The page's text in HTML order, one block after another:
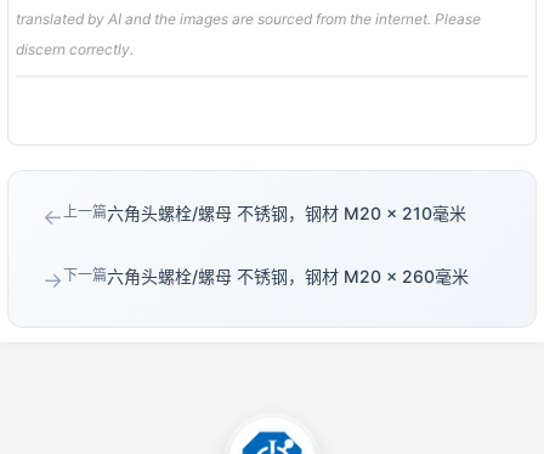
translated by AI and the images are sourced from the internet. Please
discern correctly.
←上一篇六角头螺栓/螺母 不锈钢，钢材 M20 × 210毫米
→下一篇六角头螺栓/螺母 不锈钢，钢材 M20 × 260毫米